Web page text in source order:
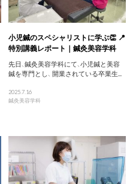
小児鍼のスペシャリストに学ぶ👏 📍
特別講義レポート｜鍼灸美容学科
先日、鍼灸美容学科にて、小児鍼と美容
鍼を専門とし、 開業されている卒業生...
2025.7.16
鍼灸美容学科